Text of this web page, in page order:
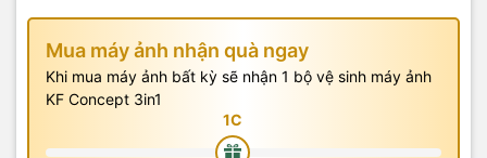
Mua máy ảnh nhận quà ngay
Khi mua máy ảnh bất kỳ sẽ nhận 1 bộ vệ sinh máy ảnh
KF Concept 3in1